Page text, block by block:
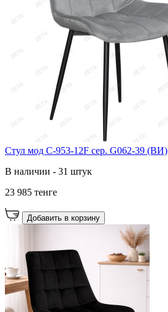
Cтул мод C-953-12F сер. G062-39 (ВИ)
В наличии - 31 штук
23 985 тенге
Добавить в корзину